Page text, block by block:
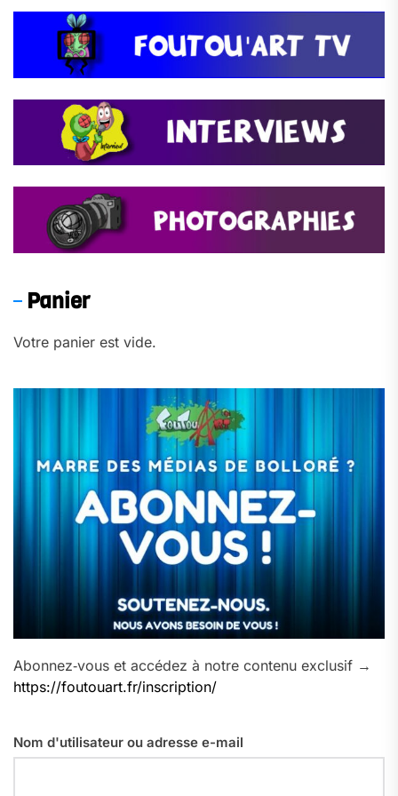
Panier
Votre panier est vide.
Abonnez‑vous et accédez à notre contenu exclusif →
https://foutouart.fr/inscription/
Nom d'utilisateur ou adresse e-mail